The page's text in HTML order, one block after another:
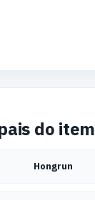
do item
Hongrun